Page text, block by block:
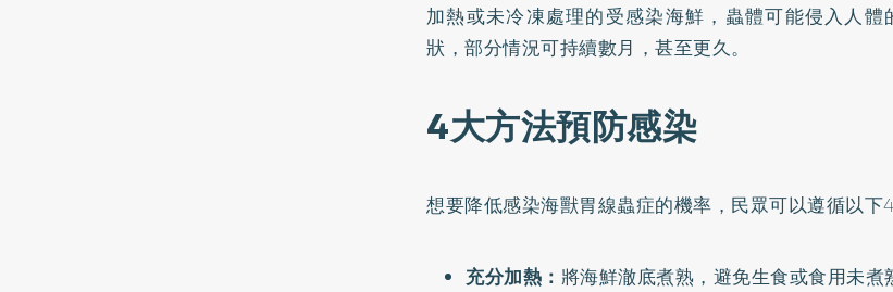
加熱或未冷凍處理的受感染海鮮，蟲體可能侵入人
狀，部分情況可持續數月，甚至更久。
4大方法預防感染
想要降低感染海獸胃線蟲症的機率，民眾可以遵循以下
充分加熱： 將海鮮澈底煮熟，避免生食或食用未煮